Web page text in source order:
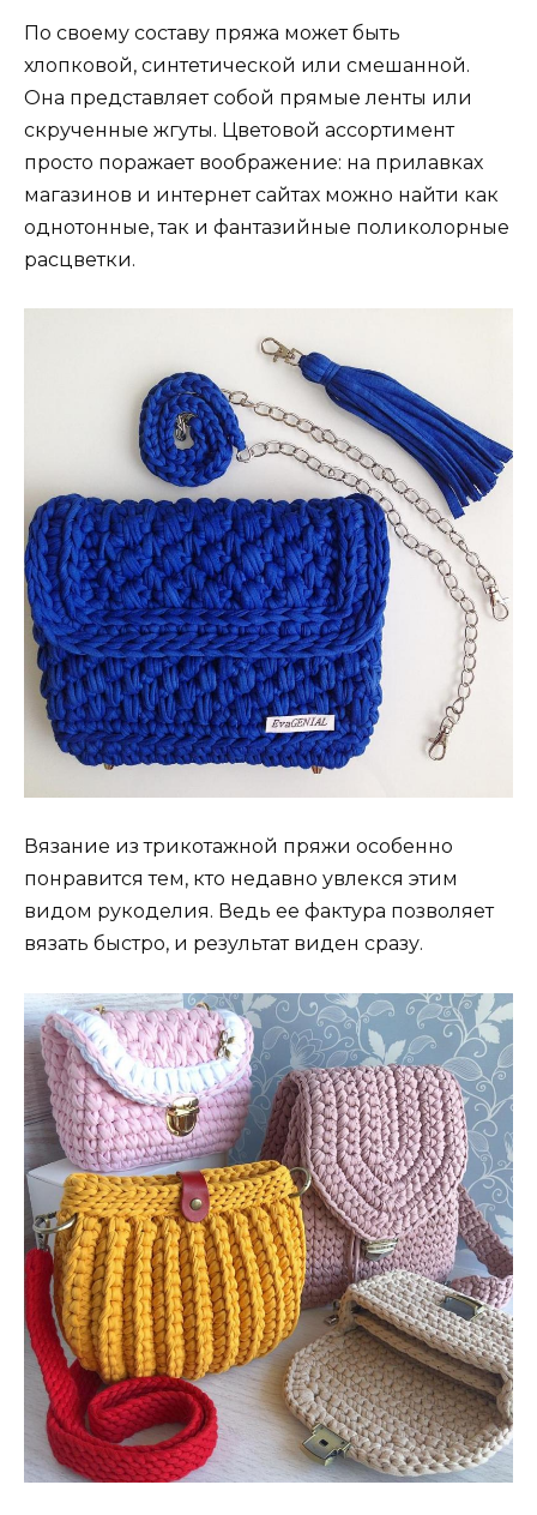
По своему составу пряжа может быть
хлопковой, синтетической или смешанной.
Она представляет собой прямые ленты или
скрученные жгуты. Цветовой ассортимент
просто поражает воображение: на прилавках
магазинов и интернет сайтах можно найти как
однотонные, так и фантазийные поликолорные
расцветки.
Вязание из трикотажной пряжи особенно
понравится тем, кто недавно увлекся этим
видом рукоделия. Ведь ее фактура позволяет
вязать быстро, и результат виден сразу.